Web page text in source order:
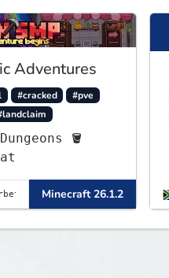
Adventures
#cracked
#pve
Minecraft 26.1.2